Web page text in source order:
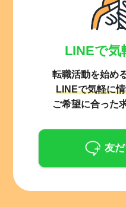
LINEで気
転職活動を始め
LINEで気軽に
ご希望に合った
友